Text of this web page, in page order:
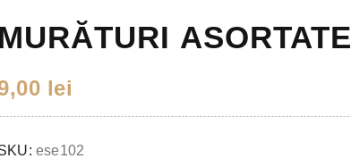
MURĂTURI ASORTATE
lei
ese102